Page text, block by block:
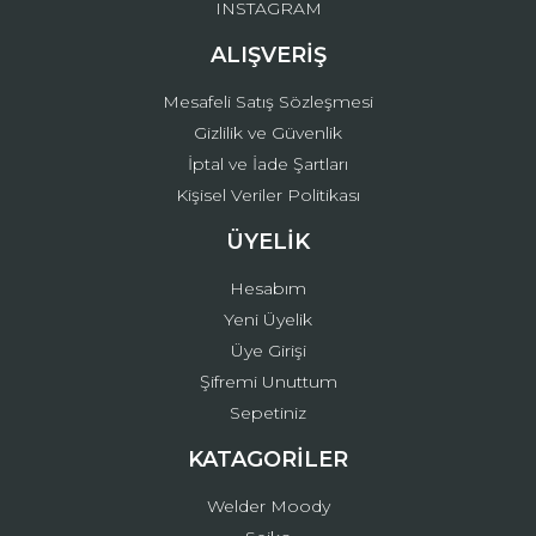
INSTAGRAM
ALIŞVERİŞ
Mesafeli Satış Sözleşmesi
Gizlilik ve Güvenlik
İptal ve İade Şartları
Kişisel Veriler Politikası
ÜYELİK
Hesabım
Yeni Üyelik
Üye Girişi
Şifremi Unuttum
Sepetiniz
KATAGORİLER
Welder Moody